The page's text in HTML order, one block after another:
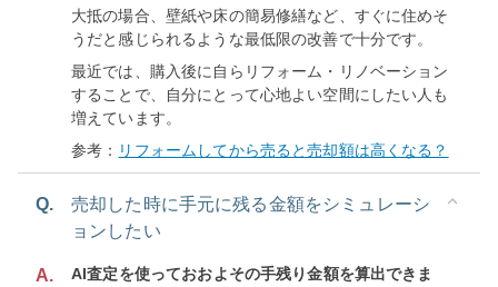
大抵の場合、壁紙や床の簡易修繕など、すぐに住めそ
うだと感じられるような最低限の改善で十分です。
最近では、購入後に自らリフォーム・リノベーション
することで、自分にとって心地よい空間にしたい人も
増えています。
参考： リフォームしてから売ると売却額は高くなる？
Q.
売却した時に手元に残る金額をシミュレーシ
ョンしたい
A.
AI査定を使っておおよその手残り金額を算出できま